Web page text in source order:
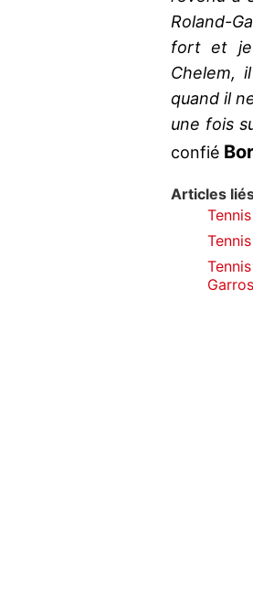
Roland-
fort et je
Chelem,
quand il
une fois
confié
Articles
Garros